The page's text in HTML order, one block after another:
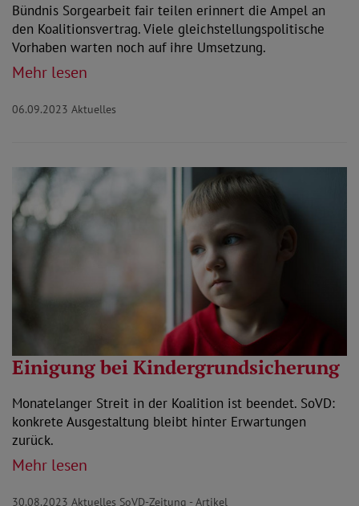
Bündnis Sorgearbeit fair teilen erinnert die Ampel an
den Koalitionsvertrag. Viele gleichstellungspolitische
Vorhaben warten noch auf ihre Umsetzung.
Mehr lesen
06.09.2023 Aktuelles
Einigung bei Kindergrundsicherung
Monatelanger Streit in der Koalition ist beendet. SoVD:
konkrete Ausgestaltung bleibt hinter Erwartungen
zurück.
Mehr lesen
30.08.2023 Aktuelles SoVD-Zeitung - Artikel